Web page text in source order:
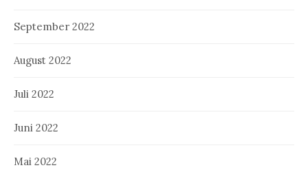
September 2022
August 2022
Juli 2022
Juni 2022
Mai 2022